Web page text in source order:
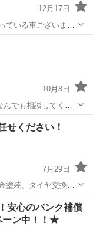
12月17日
いる車ございませ
状態悪くてもOK不動OK 気軽にメッセージください
10月8日
でも相談してくだ
安くやります。車の
紹介など相談内容に
せください！
7月29日
なんでもお任せくだ
安心のパンク補償
ーン中！！★